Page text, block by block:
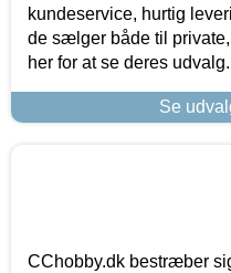
kundeservice, hurtig
de sælger både til
her for at se deres udvalg.
Se
CChobby.dk bestræber